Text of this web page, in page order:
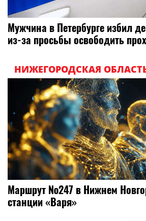
Мужчина в Петербурге избил
из-за просьбы освободить
НИЖЕГОРОДСКАЯ
Маршрут №247 в Нижнем
станции «Варя»